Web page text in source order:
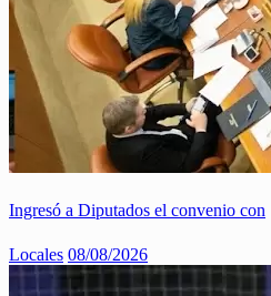
Ingresó a Diputados el convenio con
Locales 08/08/2026